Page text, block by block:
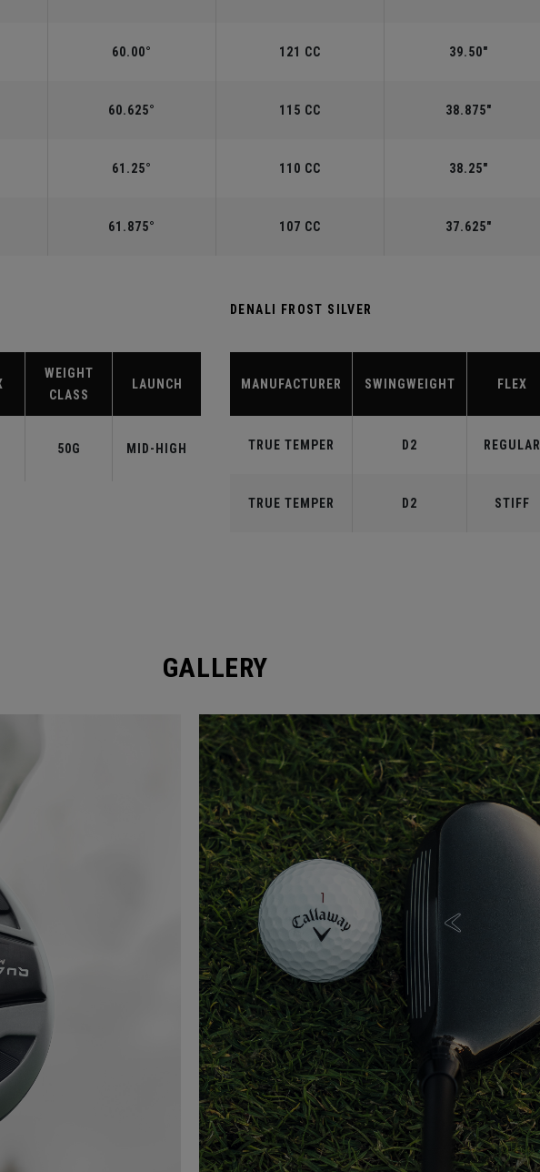
60.00° 121 CC 39.50"
60.625° 115 CC 38.875"
61.25° 110 CC 38.25"
61.875° 107 CC 37.625"
WEIGHT
CLASS
LAUNCH
50G MID-HIGH
DENALI FROST SILVER
MANUFACTURER SWINGWEIGHT FLEX
TRUE TEMPER D2 REGULAR
TRUE TEMPER D2 STIFF
GALLERY